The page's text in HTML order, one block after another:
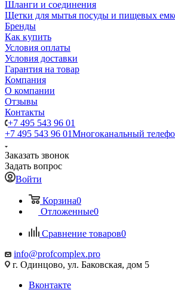
Шланги и соединения
Щетки для мытья посуды и пищевых
Бренды
Как купить
Условия оплаты
Условия доставки
Гарантия на товар
Компания
О компании
Отзывы
Контакты
+7 495 543 96 01
+7 495 543 96 01Многоканальный
Заказать звонок
Задать вопрос
Войти
Корзина0
Отложенные0
Сравнение товаров0
info@profcomplex.pro
г. Одинцово, ул. Баковская, дом 5
Вконтакте